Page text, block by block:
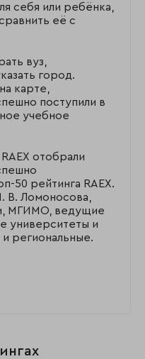
себя или ребёнка,
её с
вуз,
город.
карте,
поступили в
учебное
отобрали
50 рейтинга RAEX.
Ломоносова,
МГИМО, ведущие
университеты и
региональные.